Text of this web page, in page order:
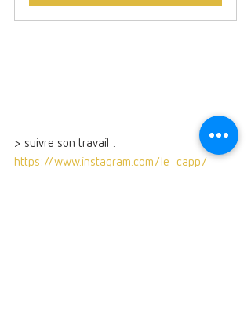
> suivre son travail :
https://www.instagram.com/le_capp/